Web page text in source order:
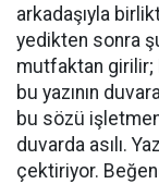
arkadaşıyla
yedikten sonra
mutfaktan girilir;
bu yazının
bu sözü
duvarda asılı.
çektiriyor.